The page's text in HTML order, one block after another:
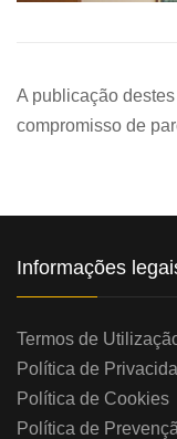
A publicação
compromisso de
Informações
Termos de
Política de
Política de Cookies
Política de